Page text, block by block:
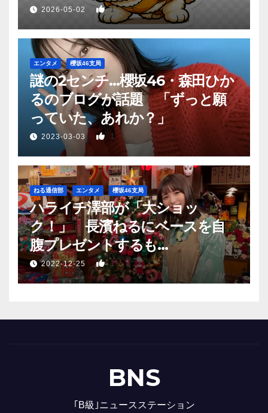
2026-05-02 1
エンタメ 櫻坂46支局
謎の2センチ…櫻坂46・森田ひか
るのブログが話題 「ずっと願
っていた、あれか？」
2023-03-03 1
ねる通信部 エンタメ 櫻坂46支局
ハライチ澤部が「大ショッ
ク！」 長濱ねるにベースを自
腹プレゼントするも…
2022-12-25 1
BNS
｢B級｣ニュースステーション